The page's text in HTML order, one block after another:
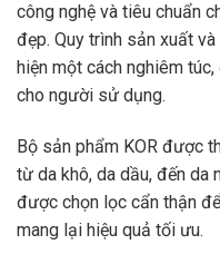
công nghệ và tiêu chuẩn
đẹp. Quy trình sản xuất
hiện một cách nghiêm
cho người sử dụng.
Bộ sản phẩm KOR được
từ da khô, da dầu, đến da
được chọn lọc cẩn thận
mang lại hiệu quả tối ưu.